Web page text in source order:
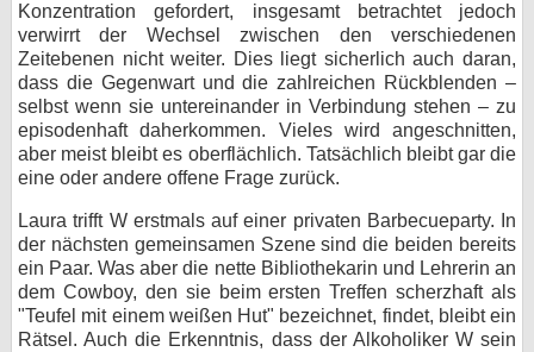
Konzentration gefordert, insgesamt betrachtet jedoch
verwirrt der Wechsel zwischen den verschiedenen
Zeitebenen nicht weiter. Dies liegt sicherlich auch daran,
dass die Gegenwart und die zahlreichen Rückblenden –
selbst wenn sie untereinander in Verbindung stehen – zu
episodenhaft daherkommen. Vieles wird angeschnitten,
aber meist bleibt es oberflächlich. Tatsächlich bleibt gar die
eine oder andere offene Frage zurück.
Laura trifft W erstmals auf einer privaten Barbecueparty. In
der nächsten gemeinsamen Szene sind die beiden bereits
ein Paar. Was aber die nette Bibliothekarin und Lehrerin an
dem Cowboy, den sie beim ersten Treffen scherzhaft als
"Teufel mit einem weißen Hut" bezeichnet, findet, bleibt ein
Rätsel. Auch die Erkenntnis, dass der Alkoholiker W sein